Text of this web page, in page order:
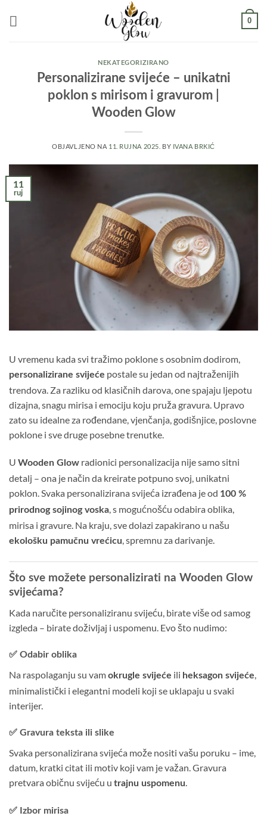
0
NEKATEGORIZIRANO
Personalizirane svijeće – unikatni
poklon s mirisom i gravurom |
Wooden Glow
OBJAVLJENO NA 11. RUJNA 2025. BY IVANA BRKIĆ
11
ruj
U vremenu kada svi tražimo poklone s osobnim dodirom,
personalizirane svijeće postale su jedan od najtraženijih
trendova. Za razliku od klasičnih darova, one spajaju ljepotu
dizajna, snagu mirisa i emociju koju pruža gravura. Upravo
zato su idealne za rođendane, vjenčanja, godišnjice, poslovne
poklone i sve druge posebne trenutke.
U Wooden Glow radionici personalizacija nije samo sitni
detalj – ona je način da kreirate potpuno svoj, unikatni
poklon. Svaka personalizirana svijeća izrađena je od 100 %
prirodnog sojinog voska , s mogućnošću odabira oblika,
mirisa i gravure. Na kraju, sve dolazi zapakirano u našu
ekološku pamučnu vrećicu , spremnu za darivanje.
Što sve možete personalizirati na Wooden Glow
svijećama?
Kada naručite personaliziranu svijeću, birate više od samog
izgleda – birate doživljaj i uspomenu. Evo što nudimo:
✅ Odabir oblika
Na raspolaganju su vamokrugle svijeće ili heksagon svijeće,
minimalistički i elegantni modeli koji se uklapaju u svaki
interijer.
✅ Gravura teksta ili slike
Svaka personalizirana svijeća može nositi vašu poruku – ime,
datum, kratki citat ili motiv koji vam je važan. Gravura
pretvara običnu svijeću u trajnu uspomenu
✅ Izbor mirisa